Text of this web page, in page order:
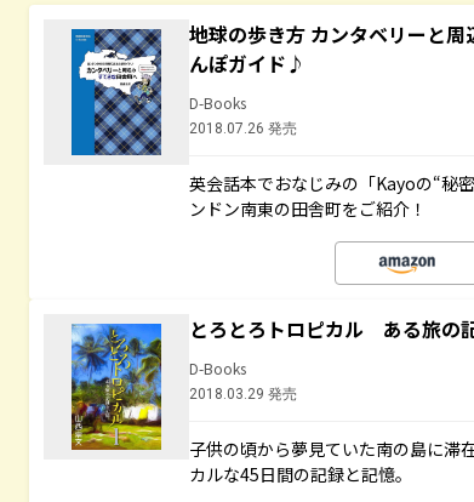
地球の歩き方 カンタベリーと
んぽガイド♪
D-Books
2018.07.26 発売
英会話本でおなじみの「Kayoの“秘
ンドン南東の田舎町をご紹介！
とろとろトロピカル ある旅の
D-Books
2018.03.29 発売
子供の頃から夢見ていた南の島に滞
カルな45日間の記録と記憶。